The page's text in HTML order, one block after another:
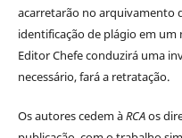
acarretarão no arquivamento
identificação de plágio em
Editor Chefe conduzirá uma
necessário, fará a retratação.
Os autores cedem àRCAos